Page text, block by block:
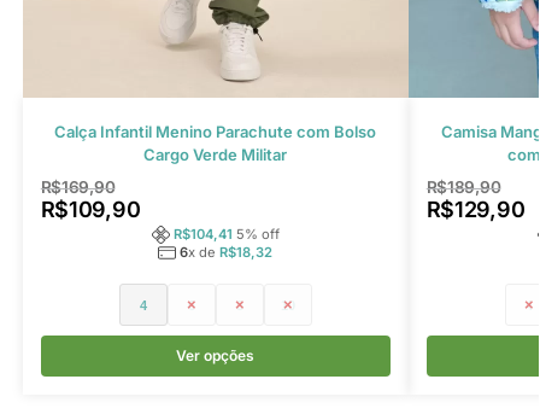
Calça Infantil Menino Parachute com Bolso
Cargo Verde Militar
R$169,90
R$109,90
R$104,41 5% off
6x deR$18,32
4 6 8 10
Ver opções
Camisa
R$189,90
R$129,90
4